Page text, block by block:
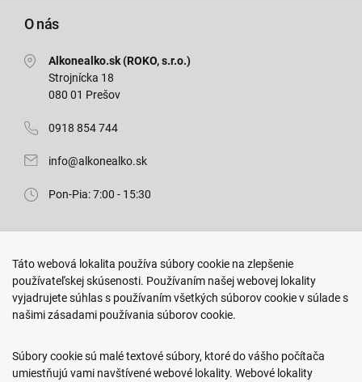
O nás
Alkonealko.sk (ROKO, s.r.o.)
Strojnícka 18
080 01 Prešov
0918 854 744
info@alkonealko.sk
Pon-Pia: 7:00 - 15:30
Arm. gen. Svobodu 23/A
080 01 Prešov
0917 466 578
sekcovpredajna@doroka.sk
Táto webová lokalita používa súbory cookie na zlepšenie
používateľskej skúsenosti. Používaním našej webovej lokality
vyjadrujete súhlas s používaním všetkých súborov cookie v súlade s
našimi zásadami používania súborov cookie.
Súbory cookie sú malé textové súbory, ktoré do vášho počítača
umiestňujú vami navštívené webové lokality. Webové lokality